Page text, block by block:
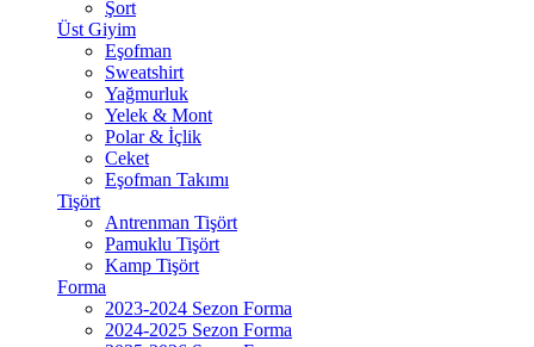
Şort
Üst Giyim
Eşofman
Sweatshirt
Yağmurluk
Yelek & Mont
Polar & İçlik
Ceket
Eşofman Takımı
Tişört
Antrenman Tişört
Pamuklu Tişört
Kamp Tişört
Forma
2023-2024 Sezon Forma
2024-2025 Sezon Forma